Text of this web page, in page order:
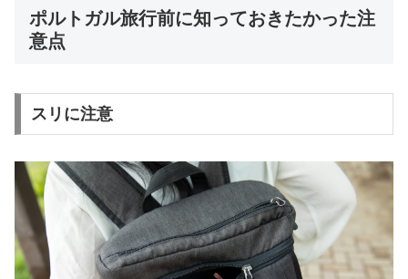
ポルトガル旅行前に知っておきたかった注
意点
スリに注意